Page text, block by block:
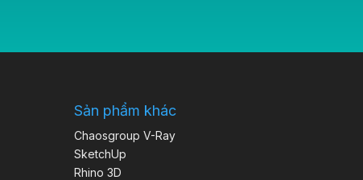
Sản phẩm khác
Chaosgroup V-Ray
SketchUp
Rhino 3D